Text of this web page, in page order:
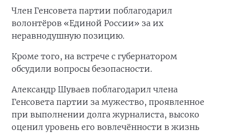
Член Генсовета партии поблагодарил
волонтёров «Единой России» за их
неравнодушную позицию.
Кроме того, на встрече с губернатором
обсудили вопросы безопасности.
Александр Шуваев поблагодарил члена
Генсовета партии за мужество, проявленное
при выполнении долга журналиста, высоко
оценил уровень его вовлечённости в жизнь